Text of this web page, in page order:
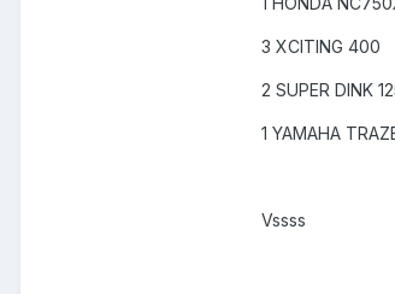
3 XCITING 400
2 SUPER DINK
1 YAMAHA
Vssss